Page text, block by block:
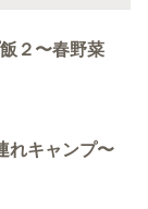
２〜春野菜
れキャンプ〜